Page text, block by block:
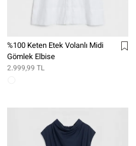
%100 Keten Etek Volanlı Midi
Gömlek Elbise
2.999,99 TL